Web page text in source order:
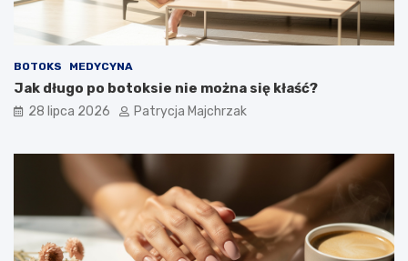
BOTOKS MEDYCYNA
Jak długo po botoksie nie można się kłaść?
28 lipca 2026 Patrycja Majchrzak